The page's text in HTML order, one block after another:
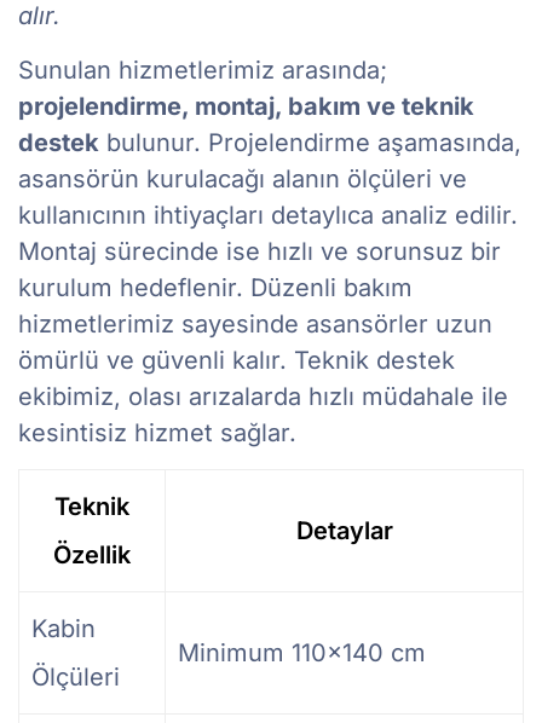
alır.
Sunulan hizmetlerimiz arasında;
projelendirme, montaj, bakım ve teknik
destek bulunur. Projelendirme aşamasında,
asansörün kurulacağı alanın ölçüleri ve
kullanıcının ihtiyaçları detaylıca analiz edilir.
Montaj sürecinde ise hızlı ve sorunsuz bir
kurulum hedeflenir. Düzenli bakım
hizmetlerimiz sayesinde asansörler uzun
ömürlü ve güvenli kalır. Teknik destek
ekibimiz, olası arızalarda hızlı müdahale ile
kesintisiz hizmet sağlar.
Teknik
Özellik
Detaylar
Kabin
Ölçüleri
Minimum 110×140 cm